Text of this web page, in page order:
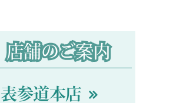
店舗のご案内
表参道本店